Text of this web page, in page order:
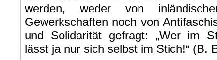
werden, weder von
Gewerkschaften noch von
und Solidarität gefragt: „Wer im
lässt ja nur sich selbst im Stich!“ (B.